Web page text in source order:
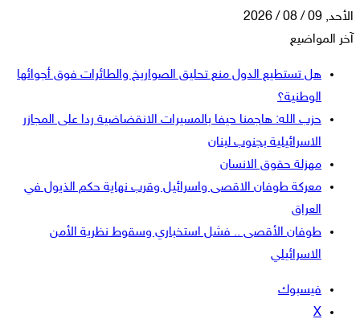
الأحد, 09 / 08 / 2026
آخر المواضيع
هل تستطيع الدول منع تحليق الصواريخ والطائرات فوق أجوائها
الوطنية؟
حزب الله: هاجمنا حيفا بالمسيرات الانقضاضية ردا على المجازر
الاسرائيلية بجنوب لبنان
مهزلة حقوق الانسان
معركة طوفان الاقصى واسرائيل وقرب نهاية حكم الذيول في
العراق
طوفان الأقصى .. فشل استخباري وسقوط نظرية الأمن
الاسرائيلي
فيسبوك
‫X